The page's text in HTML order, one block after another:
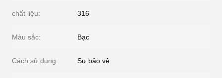
chất liệu: 316
Màu sắc: Bạc
Cách sử dụng: Sự bảo vệ